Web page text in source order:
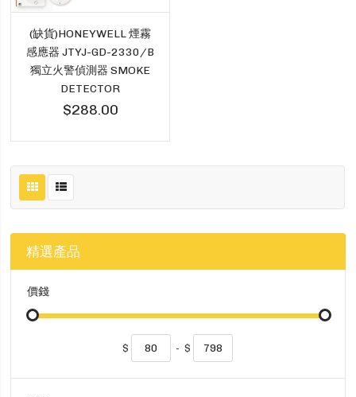
(缺貨)HONEYWELL 煙霧
感應器 JTYJ-GD-2330/B
獨立火警偵測器 SMOKE
DETECTOR
$288.00
精選產品
價錢
$ - $